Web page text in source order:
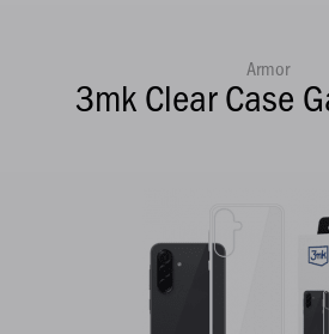
Armor
3mk Clear Case